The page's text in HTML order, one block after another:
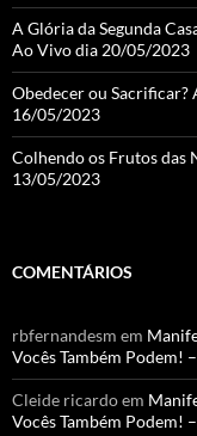
A Glória da Segunda
Ao Vivo dia 20/05/2023
Obedecer ou Sacrificar?
16/05/2023
Colhendo os Frutos das
13/05/2023
COMENTÁRIOS
rbfernandesm em
Vocês Também Podem!
Cleide ricardoem
Vocês Também Podem!